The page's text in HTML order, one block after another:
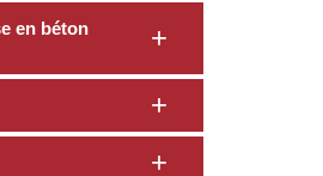
en béton